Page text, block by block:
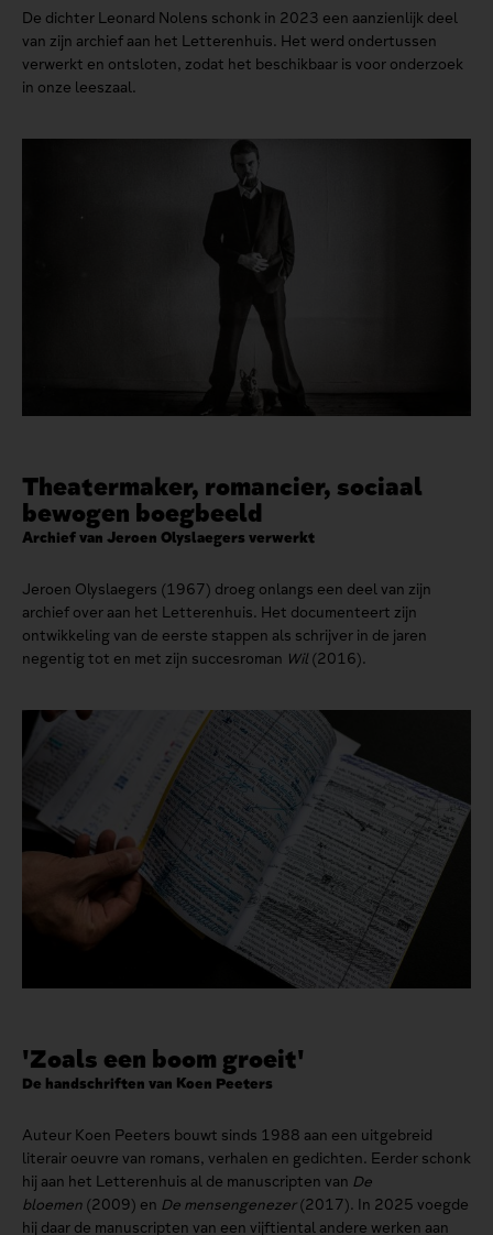
De dichter Leonard Nolens schonk in 2023 een aanzienlijk deel
van zijn archief aan het Letterenhuis. Het werd ondertussen
verwerkt en ontsloten, zodat het beschikbaar is voor onderzoek
in onze leeszaal.
Theatermaker, romancier, sociaal
bewogen boegbeeld
Archief van Jeroen Olyslaegers verwerkt
Jeroen Olyslaegers (1967) droeg onlangs een deel van zijn
archief over aan het Letterenhuis. Het documenteert zijn
ontwikkeling van de eerste stappen als schrijver in de jaren
negentig tot en met zijn succesroman Wil (2016).
'Zoals een boom groeit'
De handschriften van Koen Peeters
Auteur Koen Peeters bouwt sinds 1988 aan een uitgebreid
literair oeuvre van romans, verhalen en gedichten. Eerder schonk
hij aan het Letterenhuis al de manuscripten van De
bloemen (2009) en De mensengenezer(2017). In 2025 voegde
hij daar de manuscripten van een vijftiental andere werken aan